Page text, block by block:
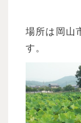
場所は岡山
す。